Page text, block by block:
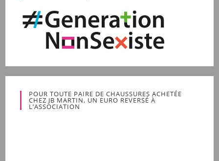
POUR TOUTE PAIRE DE CHAUSSURES ACHETÉE
CHEZ JB MARTIN, UN EURO REVERSÉ À
L’ASSOCIATION